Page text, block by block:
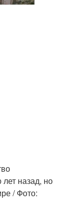
назад, но
/ Фото: